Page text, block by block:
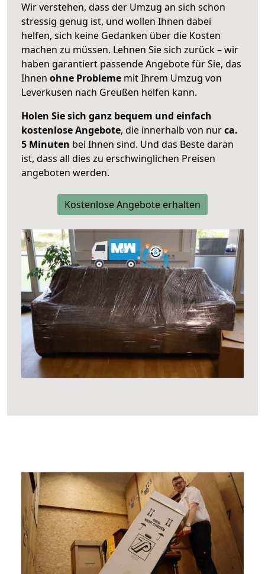
Wir verstehen, dass der Umzug an sich schon
stressig genug ist, und wollen Ihnen dabei
helfen, sich keine Gedanken über die Kosten
machen zu müssen. Lehnen Sie sich zurück – wir
haben garantiert passende Angebote für Sie, das
Ihnen ohne Probleme mit Ihrem Umzug von
Leverkusen nach Greußen helfen kann.
Holen Sie sich ganz bequem und einfach
kostenlose Angebote, die innerhalb von nurca.
5 Minuten bei Ihnen sind. Und das Beste daran
ist, dass all dies zu erschwinglichen Preisen
angeboten werden.
Kostenlose Angebote erhalten